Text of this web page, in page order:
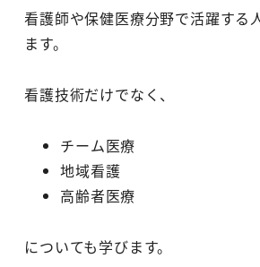
看護師や保健医療分野で活躍する
ます。
看護技術だけでなく、
チーム医療
地域看護
高齢者医療
についても学びます。